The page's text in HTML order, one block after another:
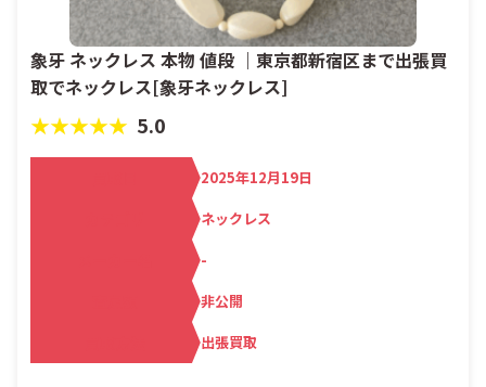
象牙 ネックレス 本物 値段 ｜東京都新宿区まで出張買
取でネックレス[象牙ネックレス]
★★★★★ 5.0
2025年12月19日
ネックレス
-
非公開
出張買取